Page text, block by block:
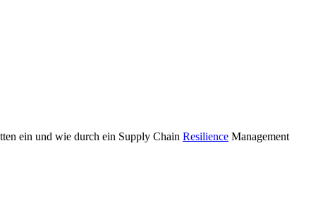
ein und wie durch ein Supply Chain Resilience Management